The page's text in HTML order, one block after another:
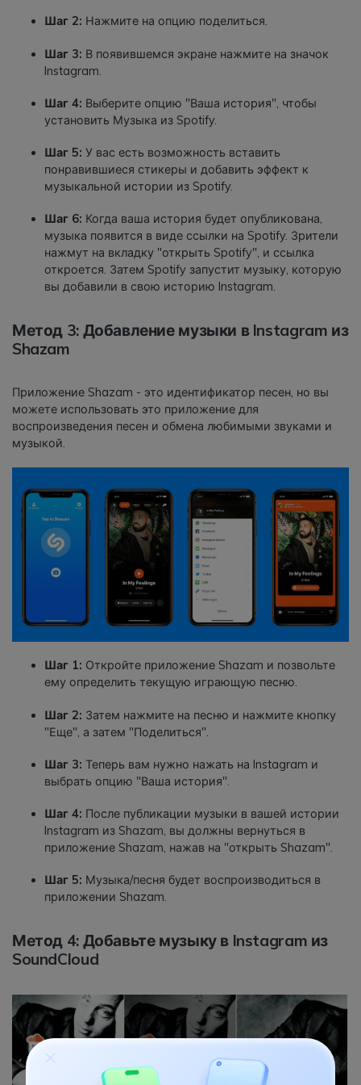
Шаг 2: Нажмите на опцию поделиться.
Шаг 3: В появившемся экране нажмите на значок
Instagram.
Шаг 4: Выберите опцию "Ваша история", чтобы
установить Музыка из Spotify.
Шаг 5: У вас есть возможность вставить
понравившиеся стикеры и добавить эффект к
музыкальной истории из Spotify.
Шаг 6: Когда ваша история будет опубликована,
музыка появится в виде ссылки на Spotify. Зрители
нажмут на вкладку "открыть Spotify", и ссылка
откроется. Затем Spotify запустит музыку, которую
вы добавили в свою историю Instagram.
Метод 3: Добавление музыки в Instagram из
Shazam
Приложение Shazam - это идентификатор песен, но вы
можете использовать это приложение для
воспроизведения песен и обмена любимыми звуками и
музыкой.
Шаг 1: Откройте приложение Shazam и позвольте
ему определить текущую играющую песню.
Шаг 2: Затем нажмите на песню и нажмите кнопку
"Еще", а затем "Поделиться".
Шаг 3: Теперь вам нужно нажать на Instagram и
выбрать опцию "Ваша история".
Шаг 4: После публикации музыки в вашей истории
Instagram из Shazam, вы должны вернуться в
приложение Shazam, нажав на "открыть Shazam".
Шаг 5: Музыка/песня будет воспроизводиться в
приложении Shazam.
Метод 4: Добавьте музыку в Instagram из
SoundCloud